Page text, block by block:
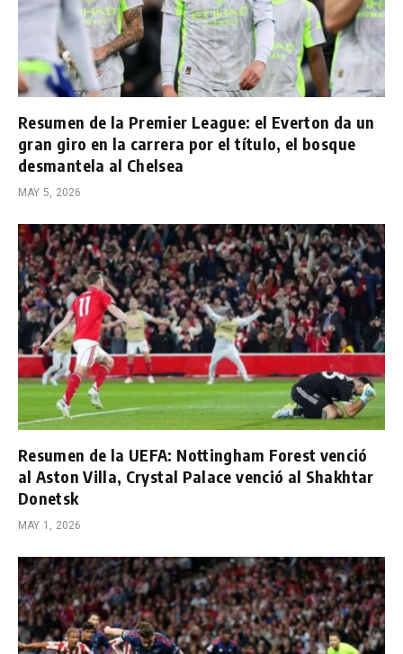
Resumen de la Premier League: el Everton da un
gran giro en la carrera por el título, el bosque
desmantela al Chelsea
MAY 5, 2026
Resumen de la UEFA: Nottingham Forest venció
al Aston Villa, Crystal Palace venció al Shakhtar
Donetsk
MAY 1, 2026